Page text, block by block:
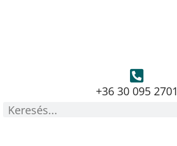
+36 30 095 2701